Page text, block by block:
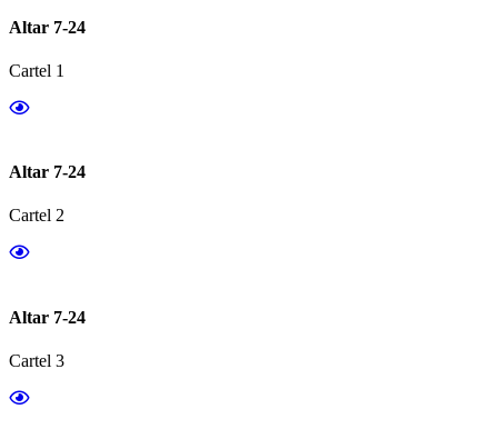
Altar 7-24
Cartel 1
Altar 7-24
Cartel 2
Altar 7-24
Cartel 3